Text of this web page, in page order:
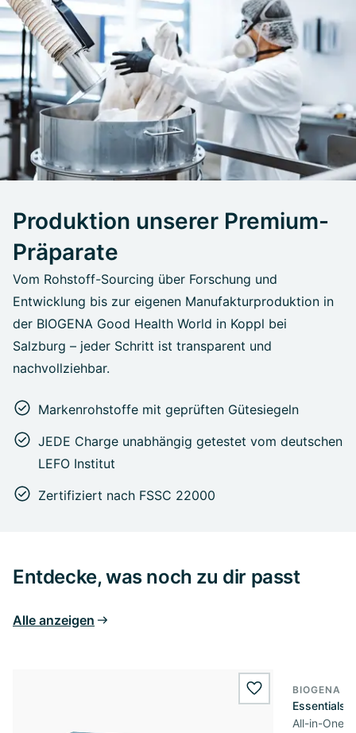
Produktion unserer Premium-
Präparate
Vom Rohstoff-Sourcing über Forschung und
Entwicklung bis zur eigenen Manufakturproduktion in
der BIOGENA Good Health World in Koppl bei
Salzburg – jeder Schritt ist transparent und
nachvollziehbar.
Markenrohstoffe mit geprüften Gütesiegeln
JEDE Charge unabhängig getestet vom deutschen
LEFO Institut
Zertifiziert nach FSSC 22000
Entdecke, was noch zu dir passt
Alle anzeigen
wishlist.add
BIOGENA
Essentials
All-in-One